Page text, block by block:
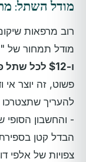
מודל השתל:
רוב מרפאות
מודל תמחור של
ו-$12 לכל שתל פוליקולרי יחיד
פשוט, זה יוצר
- והחשבון
הבדל קטן
צפויות של אלפי